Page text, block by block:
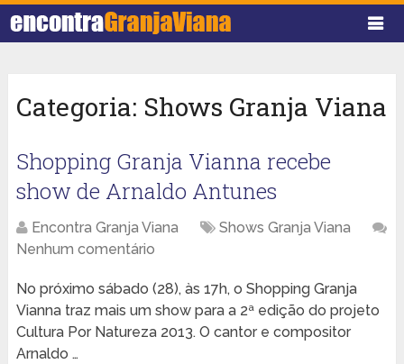
Categoria: Shows Granja Viana
Shopping Granja Vianna recebe
show de Arnaldo Antunes
Encontra Granja Viana
Shows Granja Viana
Nenhum comentário
No próximo sábado (28), às 17h, o Shopping Granja
Vianna traz mais um show para a 2ª edição do projeto
Cultura Por Natureza 2013. O cantor e compositor
Arnaldo …